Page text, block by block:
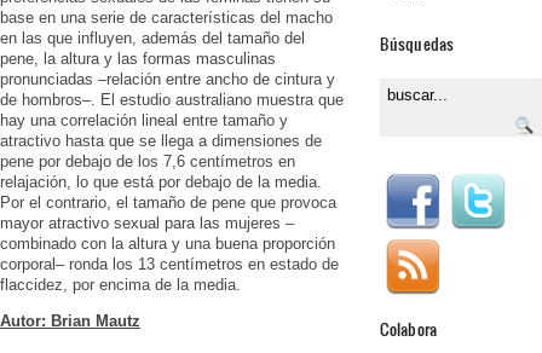
base en una serie de características del macho
en las que influyen, además del tamaño del
pene, la altura y las formas masculinas
pronunciadas –relación entre ancho de cintura y
de hombros–. El estudio australiano muestra que
hay una correlación lineal entre tamaño y
atractivo hasta que se llega a dimensiones de
pene por debajo de los 7,6 centímetros en
relajación, lo que está por debajo de la media.
Por el contrario, el tamaño de pene que provoca
mayor atractivo sexual para las mujeres –
combinado con la altura y una buena proporción
corporal– ronda los 13 centímetros en estado de
flaccidez, por encima de la media.
Autor: Brian Mautz
Búsquedas
Colabora